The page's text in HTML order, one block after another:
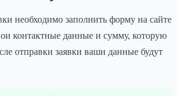
необходимо заполнить форму на сайте
контактные данные и сумму, которую
отправки заявки ваши данные будут